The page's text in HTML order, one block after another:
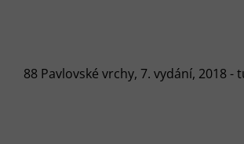
88 Pavlovské vrchy, 7. vydání, 2018 -